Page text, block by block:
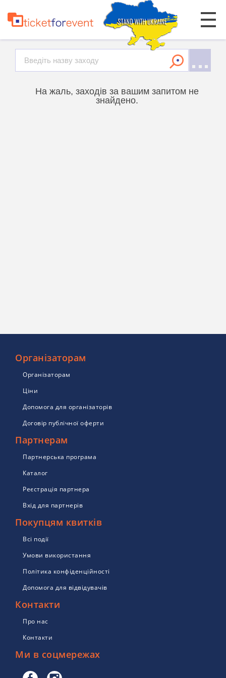
На жаль, заходів за вашим запитом не
знайдено.
Організаторам
Організаторам
Ціни
Допомога для організаторів
Договір публічної оферти
Партнерам
Партнерська програма
Каталог
Реєстрація партнера
Вхід для партнерів
Покупцям квитків
Всі події
Умови використання
Політика конфіденційності
Допомога для відвідувачів
Контакти
Про нас
Контакти
Ми в соцмережах